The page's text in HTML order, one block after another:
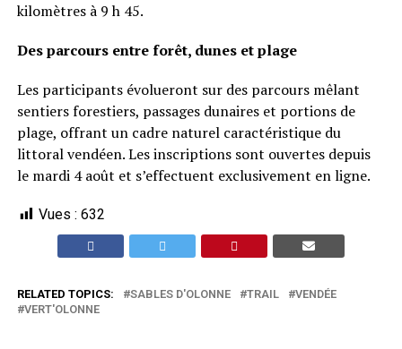
kilomètres à 9 h 45.
Des parcours entre forêt, dunes et plage
Les participants évolueront sur des parcours mêlant
sentiers forestiers, passages dunaires et portions de
plage, offrant un cadre naturel caractéristique du
littoral vendéen. Les inscriptions sont ouvertes depuis
le mardi 4 août et s’effectuent exclusivement en ligne.
Vues : 632
RELATED TOPICS: SABLES D'OLONNE TRAIL
VENDÉE
VERT'OLONNE